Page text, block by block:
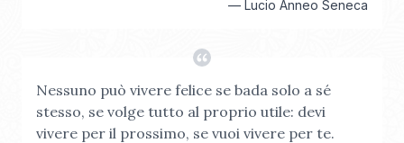
— Lucio Anneo Seneca
Nessuno può vivere felice se bada solo a sé
stesso, se volge tutto al proprio utile: devi
vivere per il prossimo, se vuoi vivere per te.